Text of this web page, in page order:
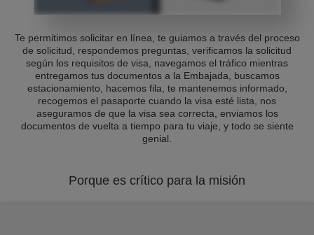
Te permitimos solicitar en línea, te guiamos a través del proceso
de solicitud, respondemos preguntas, verificamos la solicitud
según los requisitos de visa, navegamos el tráfico mientras
entregamos tus documentos a la Embajada, buscamos
estacionamiento, hacemos fila, te mantenemos informado,
recogemos el pasaporte cuando la visa esté lista, nos
aseguramos de que la visa sea correcta, enviamos los
documentos de vuelta a tiempo para tu viaje, y todo se siente
genial.
Porque es crítico para la misión